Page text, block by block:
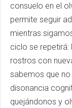
consuelo en el
permite seguir
mientras
ciclo se
rostros con
sabemos que
disonancia
quejándonos y